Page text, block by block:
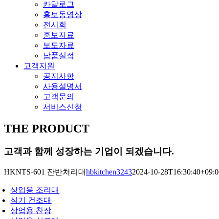
카달로그
홍보동영상
전시회
홍보자료
보도자료
납품실적
고객지원
공지사항
사용설명서
고객문의
서비스신청
THE PRODUCT
고객과 함께 성장하는 기업이 되겠습니다.
HKNTS-601 잔반처리대hbkitchen32432024-10-
상업용 조리대
식기 건조대
상업용 찬장